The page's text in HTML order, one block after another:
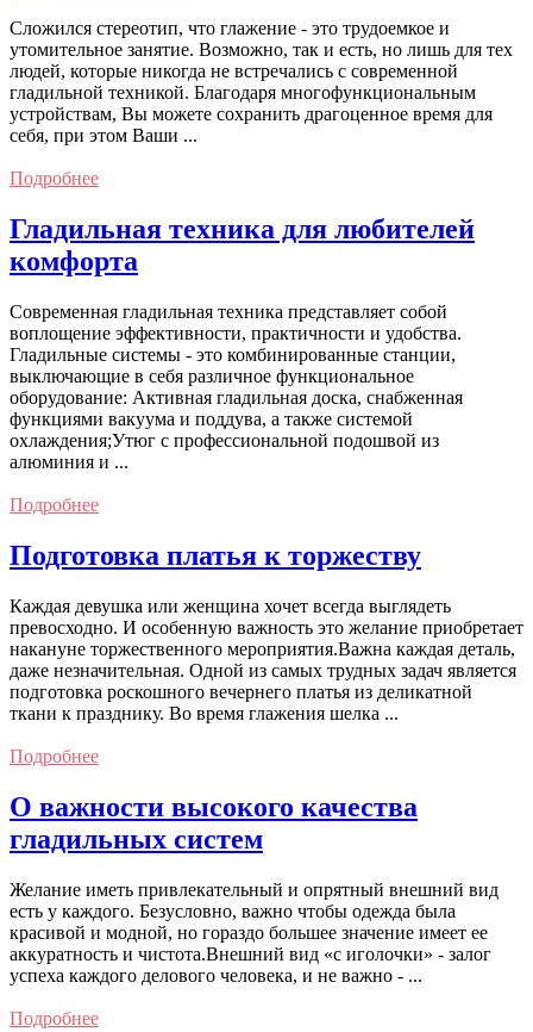
Сложился стереотип, что глажение - это трудоемкое и
утомительное занятие. Возможно, так и есть, но лишь для тех
людей, которые никогда не встречались с современной
гладильной техникой. Благодаря многофункциональным
устройствам, Вы можете сохранить драгоценное время для
себя, при этом Ваши ...
Подробнее
Гладильная техника для любителей
комфорта
Современная гладильная техника представляет собой
воплощение эффективности, практичности и удобства.
Гладильные системы - это комбинированные станции,
выключающие в себя различное функциональное
оборудование: Активная гладильная доска, снабженная
функциями вакуума и поддува, а также системой
охлаждения;Утюг с профессиональной подошвой из
алюминия и ...
Подробнее
Подготовка платья к торжеству
Каждая девушка или женщина хочет всегда выглядеть
превосходно. И особенную важность это желание приобретает
накануне торжественного мероприятия.Важна каждая деталь,
даже незначительная. Одной из самых трудных задач является
подготовка роскошного вечернего платья из деликатной
ткани к празднику. Во время глажения шелка ...
Подробнее
О важности высокого качества
гладильных систем
Желание иметь привлекательный и опрятный внешний вид
есть у каждого. Безусловно, важно чтобы одежда была
красивой и модной, но гораздо большее значение имеет ее
аккуратность и чистота.Внешний вид «с иголочки» - залог
успеха каждого делового человека, и не важно - ...
Подробнее